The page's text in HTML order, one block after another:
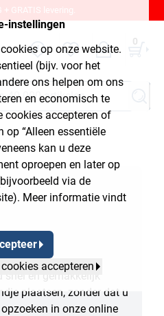
instellingen
op onze website.
(bijv. voor het
ons helpen om ons
en economisch te
cookies accepteren of
op “Alleen essentiële
kan u deze
oproepen en later op
via de
Meer informatie vindt
accepteren
+ GRATIS levering.
0
snel en gemakkelijk
plaatsen, zonder dat u
in onze online